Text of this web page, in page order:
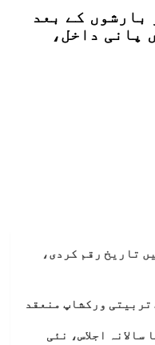
بارشوں کے بعد
پانی داخل،
تاریخ رقم کردی،
ورکشاپ منعقد
اجلاس، نئی